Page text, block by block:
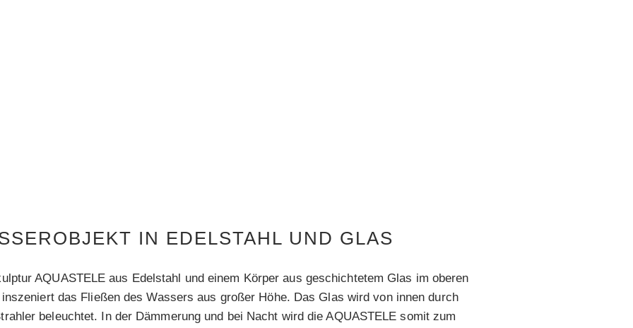
IN EDELSTAHL UND GLAS
AQUASTELE aus Edelstahl und einem Körper aus geschichtetem Glas im oberen
das Fließen des Wassers aus großer Höhe. Das Glas wird von innen durch
beleuchtet. In der Dämmerung und bei Nacht wird die AQUASTELE somit zum